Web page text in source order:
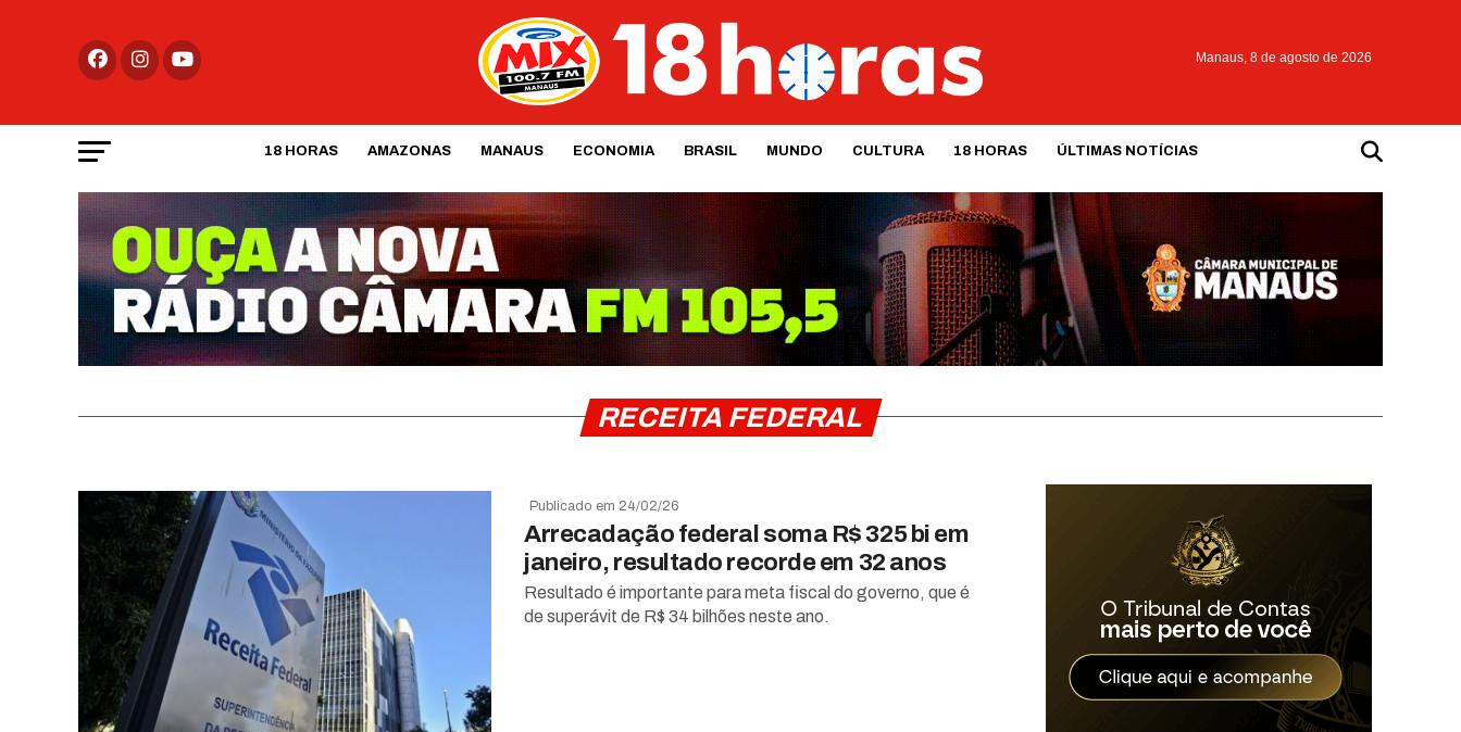
Manaus, 8 de agosto de 2026
18 HORAS AMAZONAS MANAUS ECONOMIA BRASIL MUNDO CULTURA 18 HORAS ÚLTIMAS NOTÍCIAS
RECEITA FEDERAL
Publicado em 24/02/26
Arrecadação federal soma R$ 325 bi em
janeiro, resultado recorde em 32 anos
Resultado é importante para meta fiscal do governo, que é
de superávit de R$ 34 bilhões neste ano.